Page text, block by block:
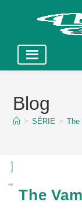
contentBlog
> SÉRIE > The
The